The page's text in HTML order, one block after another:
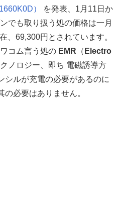
）
を発表、1月11日か
でも取り扱う処の価格は一月
、69,300円とされています。
コム言う処の EMR （ Electro
ノロジー、即ち 電磁誘導方
シルが充電の必要があるのに
必要はありません。